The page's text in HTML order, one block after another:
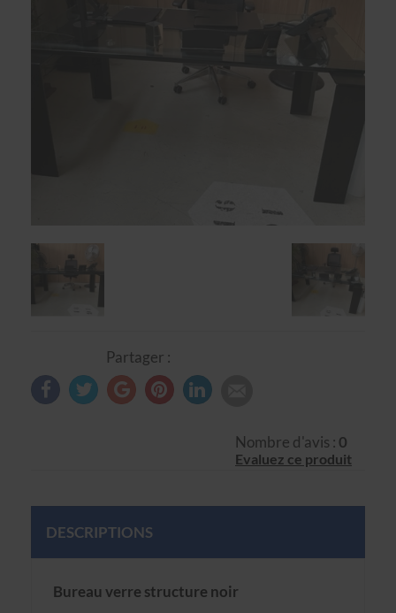
Partager :
Nombre d'avis : 0
Evaluez ce produit
DESCRIPTIONS
Bureau verre structure noir